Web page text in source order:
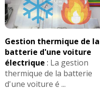
Gestion thermique de la
batterie d'une voiture
électrique : La gestion
thermique de la batterie
d'une voiture é ...